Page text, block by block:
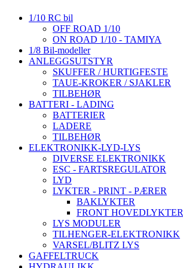
1/10 RC bil
OFF ROAD 1/10
ON ROAD 1/10 - TAMIYA
1/8 Bil-modeller
ANLEGGSUTSTYR
SKUFFER / HURTIGFESTE
TAUE-KROKER / SJAKLER
TILBEHØR
BATTERI - LADING
BATTERIER
LADERE
TILBEHØR
ELEKTRONIKK-LYD-LYS
DIVERSE ELEKTRONIKK
ESC - FARTSREGULATOR
LYD
LYKTER - PRINT - PÆRER
BAKLYKTER
FRONT HOVEDLYKTER
LYS MODULER
TILHENGER-ELEKTRONIKK
VARSEL/BLITZ LYS
GAFFELTRUCK